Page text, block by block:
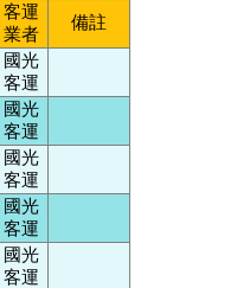
客運
業者
備註
國光
客運
國光
客運
國光
客運
國光
客運
國光
客運